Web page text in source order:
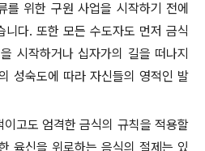
를 위한 구원 사업을 시작하기 전에
니다. 또한 모든 수도자도 먼저 금식
시작하거나 십자가의 길을 떠나지
성숙도에 따라 자신들의 영적인 발
고도 엄격한 금식의 규칙을 적용할
육신을 위로하는 음식의 절제는 있